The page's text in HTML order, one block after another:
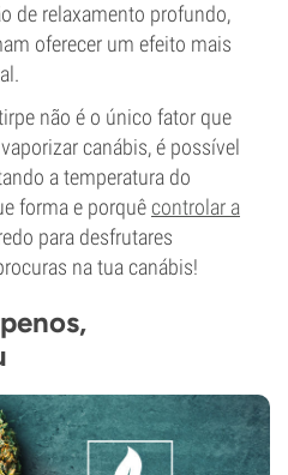
de relaxamento profundo,
oferecer um efeito mais
não é o único fator que
canábis, é possível
a temperatura do
forma e porquêcontrolar a
para desfrutares
na tua canábis!